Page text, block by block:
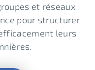
et réseaux
pour structurer
leurs